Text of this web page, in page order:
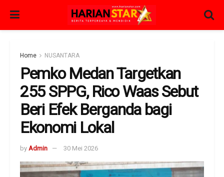
Home NUSANTARA
Pemko Medan Targetkan
255 SPPG, Rico Waas Sebut
Beri Efek Berganda bagi
Ekonomi Lokal
by Admin 30 Mei 2026